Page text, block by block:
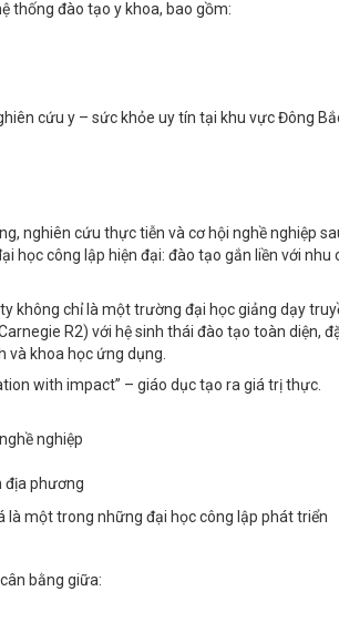
thống đào tạo y khoa, bao gồm:
cứu y – sức khỏe uy tín tại khu vực Đông
nghiên cứu thực tiễn và cơ hội nghề nghiệp
học công lập hiện đại: đào tạo gắn liền với nhu
không chỉ là một trường đại học giảng dạy
R2) với hệ sinh thái đào tạo toàn diện,
và khoa học ứng dụng.
with impact” – giáo dục tạo ra giá trị thực.
nghiệp
địa phương
một trong những đại học công lập phát triển
bằng giữa: